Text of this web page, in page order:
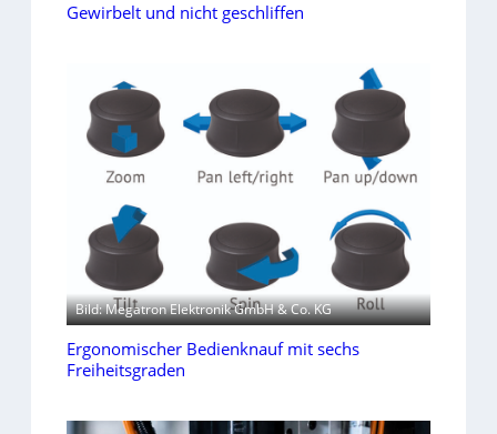
Gewirbelt und nicht geschliffen
Bild: Megatron Elektronik GmbH & Co. KG
Ergonomischer Bedienknauf mit sechs
Freiheitsgraden